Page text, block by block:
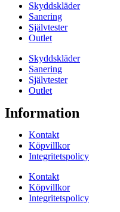
Skyddskläder
Sanering
Självtester
Outlet
Skyddskläder
Sanering
Självtester
Outlet
Information
Kontakt
Köpvillkor
Integritetspolicy
Kontakt
Köpvillkor
Integritetspolicy